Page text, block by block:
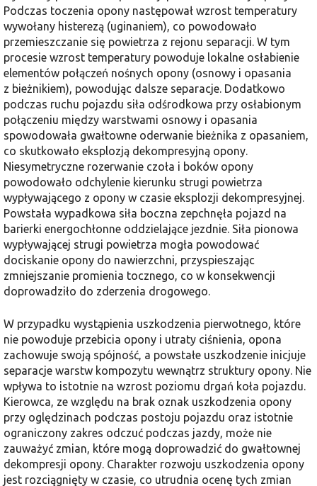
Podczas toczenia opony następował wzrost temperatury
wywołany histerezą (uginaniem), co powodowało
przemieszczanie się powietrza z rejonu separacji. W tym
procesie wzrost temperatury powoduje lokalne osłabienie
elementów połączeń nośnych opony (osnowy i opasania
z bieżnikiem), powodując dalsze separacje. Dodatkowo
podczas ruchu pojazdu siła odśrodkowa przy osłabionym
połączeniu między warstwami osnowy i opasania
spowodowała gwałtowne oderwanie bieżnika z opasaniem,
co skutkowało eksplozją dekompresyjną opony.
Niesymetryczne rozerwanie czoła i boków opony
powodowało odchylenie kierunku strugi powietrza
wypływającego z opony w czasie eksplozji dekompresyjnej.
Powstała wypadkowa siła boczna zepchnęła pojazd na
barierki energochłonne oddzielające jezdnie. Siła pionowa
wypływającej strugi powietrza mogła powodować
dociskanie opony do nawierzchni, przyspieszając
zmniejszanie promienia tocznego, co w konsekwencji
doprowadziło do zderzenia drogowego.
W przypadku wystąpienia uszkodzenia pierwotnego, które
nie powoduje przebicia opony i utraty ciśnienia, opona
zachowuje swoją spójność, a powstałe uszkodzenie inicjuje
separacje warstw kompozytu wewnątrz struktury opony. Nie
wpływa to istotnie na wzrost poziomu drgań koła pojazdu.
Kierowca, ze względu na brak oznak uszkodzenia opony
przy oględzinach podczas postoju pojazdu oraz istotnie
ograniczony zakres odczuć podczas jazdy, może nie
zauważyć zmian, które mogą doprowadzić do gwałtownej
dekompresji opony. Charakter rozwoju uszkodzenia opony
jest rozciągnięty w czasie, co utrudnia ocenę tych zmian